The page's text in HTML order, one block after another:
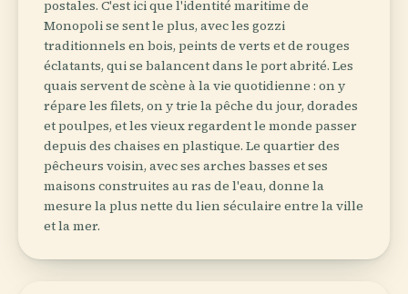
postales. C'est ici que l'identité maritime de
Monopoli se sent le plus, avec les gozzi
traditionnels en bois, peints de verts et de rouges
éclatants, qui se balancent dans le port abrité. Les
quais servent de scène à la vie quotidienne : on y
répare les filets, on y trie la pêche du jour, dorades
et poulpes, et les vieux regardent le monde passer
depuis des chaises en plastique. Le quartier des
pêcheurs voisin, avec ses arches basses et ses
maisons construites au ras de l'eau, donne la
mesure la plus nette du lien séculaire entre la ville
et la mer.